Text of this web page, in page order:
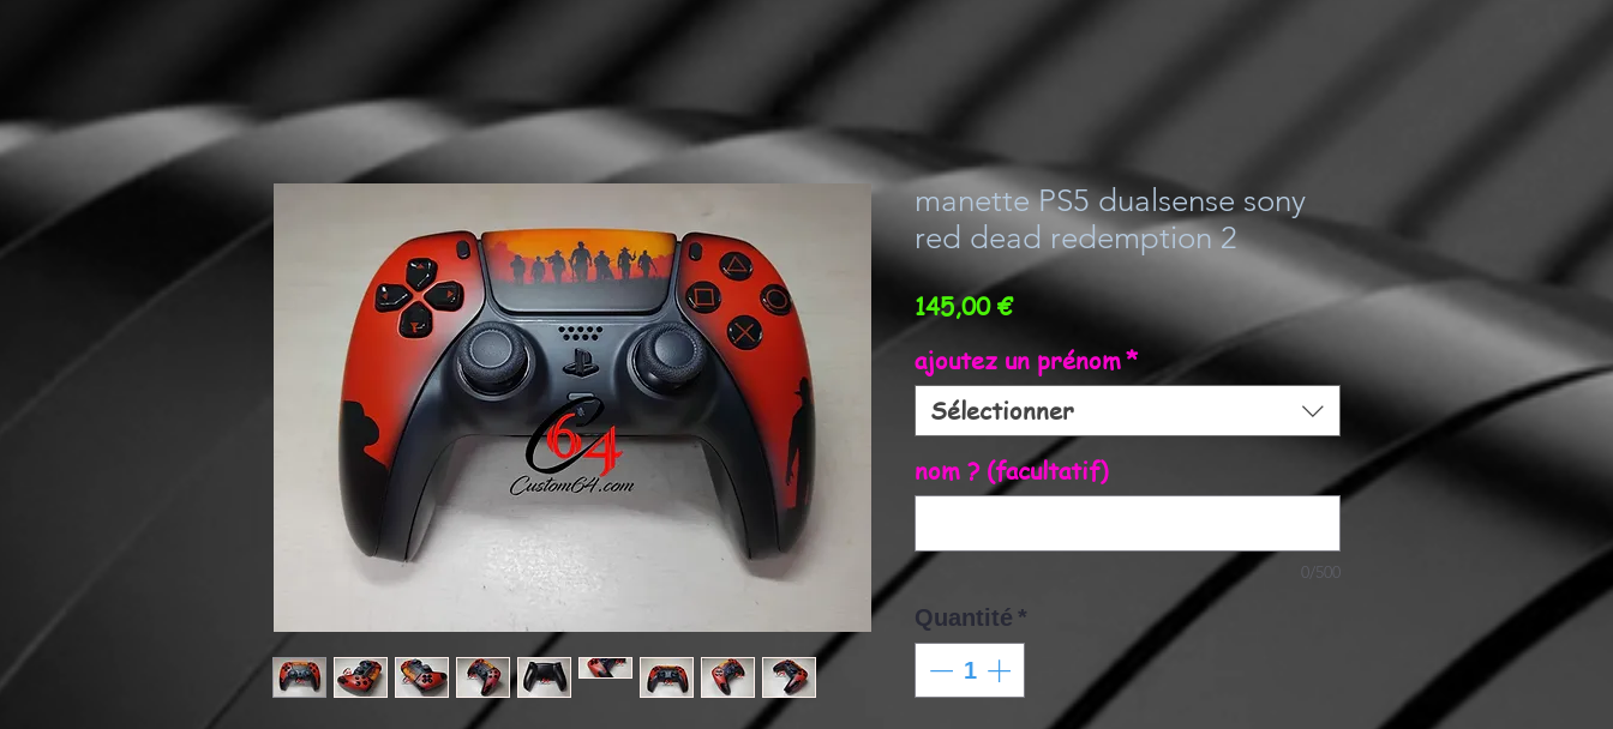
manette PS5 dualsense sony
red dead redemption 2
145,00 €Prix
ajoutez un prénom*
Sélectionner
nom ? (facultatif)
0/500
Quantité *